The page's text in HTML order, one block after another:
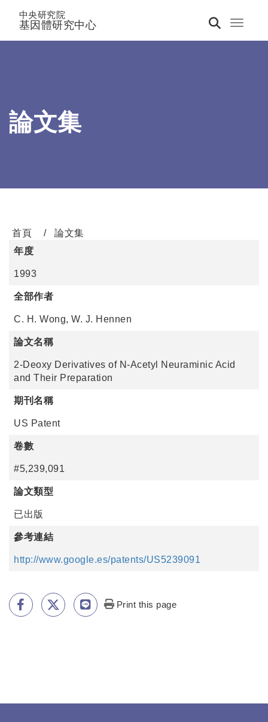
Toggle
中央研究院
基因體研究中心
論文集
首頁
論文集
年度
1993
全部作者
C. H. Wong, W. J. Hennen
論文名稱
2-Deoxy Derivatives of N-Acetyl Neuraminic Acid
and Their Preparation
期刊名稱
US Patent
卷數
#5,239,091
論文類型
已出版
參考連結
http://www.google.es/patents/US5239091
Print this page